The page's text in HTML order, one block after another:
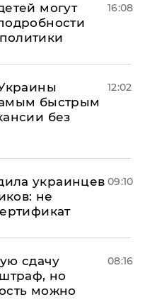
могут
16:08
быстрым
без
12:02
украинцев
не
09:10
сдачу
но
можно
08:16